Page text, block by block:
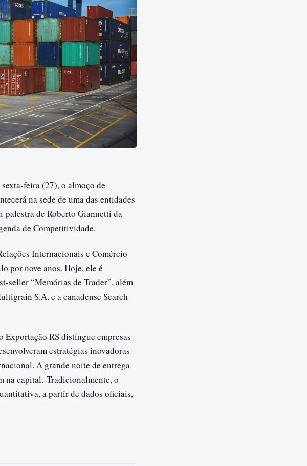
feira (27), o almoço de
na sede de uma das entidades
palestra de Roberto Giannetti da
de Competitividade.
Internacionais e Comércio
por nove anos. Hoje, ele é
seller “Memórias de Trader”, além
S.A. e a canadense Search
Exportação RS distingue empresas
estratégias inovadoras
A grande noite de entrega
na capital. Tradicionalmente, o
a partir de dados oficiais,